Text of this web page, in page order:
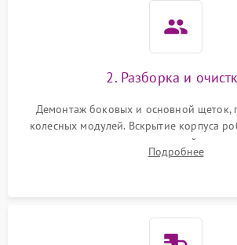
2. Разборка и
Демонтаж боковых и основной щеток,
колесных модулей. Вскрытие корпуса
очистка внутренних полостей,
скопившейся пыли, волос и шерсти
Подробнее